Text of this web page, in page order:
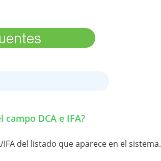
campo DCA e IFA?
del listado que aparece en el sistema.